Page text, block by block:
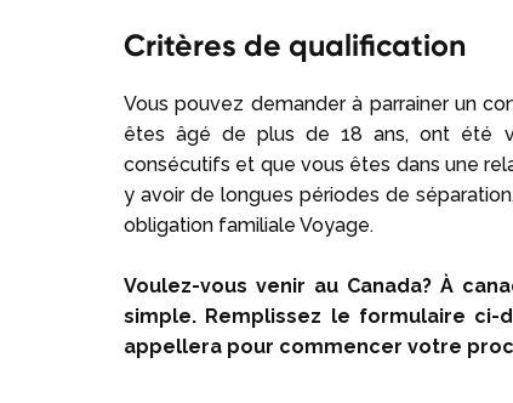
Critères de qualification
Vous pouvez demander à parrainer un
êtes âgé de plus de 18 ans, ont été
consécutifs et que vous êtes dans une
y avoir de longues périodes de
obligation familiale Voyage.
Voulez-vous venir au Canada? À
simple. Remplissez le formulaire
appellera pour commencer votre